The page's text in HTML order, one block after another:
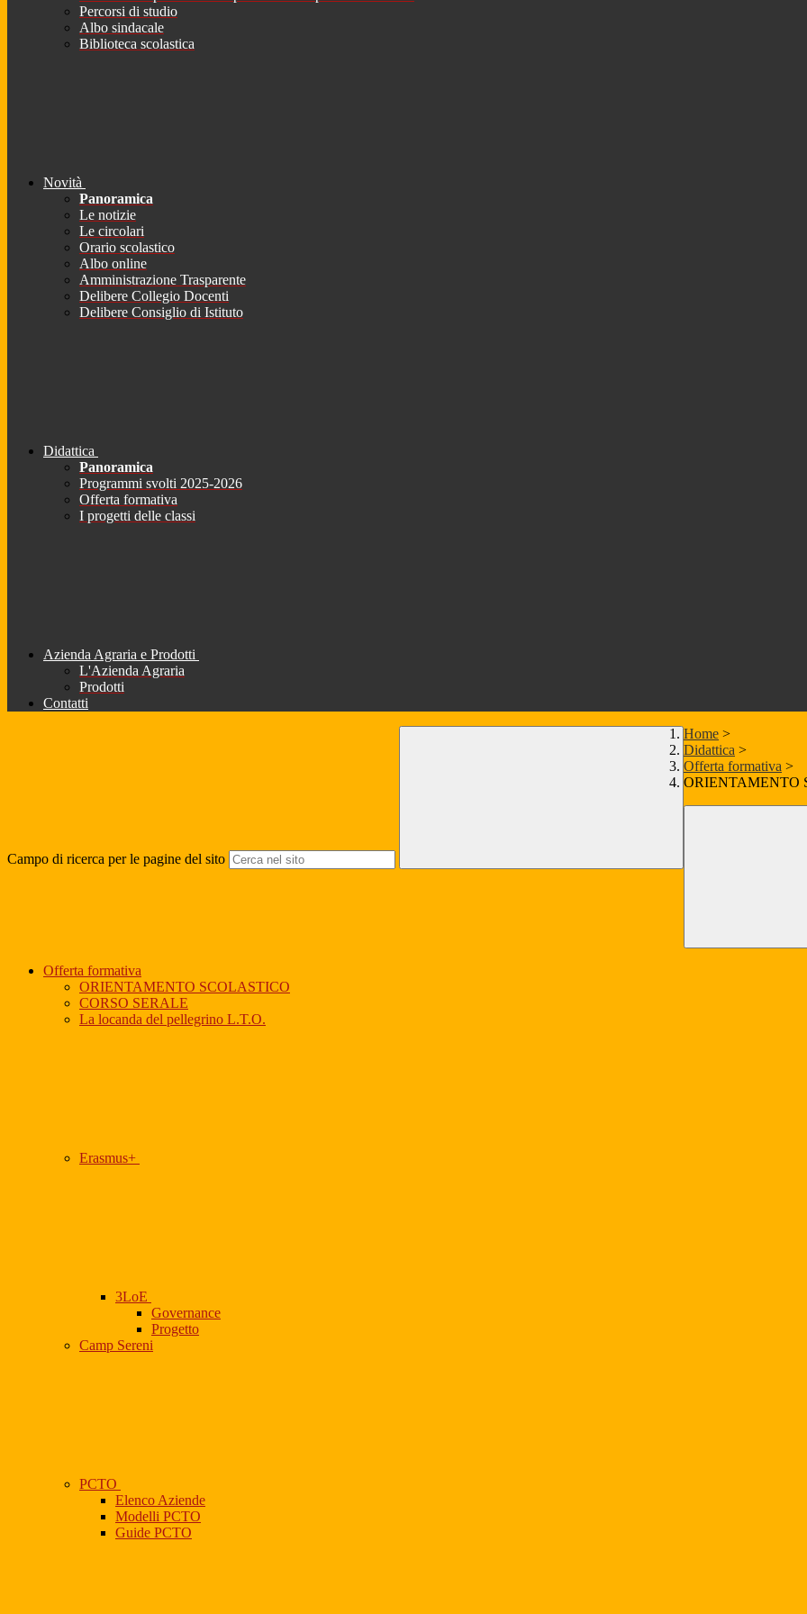
Percorsi di studio
Albo sindacale
Biblioteca scolastica
Novità
Panoramica
Le notizie
Le circolari
Orario scolastico
Albo online
Amministrazione Trasparente
Delibere Collegio Docenti
Delibere Consiglio di Istituto
Didattica
Panoramica
Programmi svolti 2025-2026
Offerta formativa
I progetti delle classi
Azienda Agraria e Prodotti
L'Azienda Agraria
Prodotti
Contatti
Campo di ricerca per le pagine del sito
Home >
Didattica >
Offerta formativa >
ORIENTAMENTO
Offerta formativa
ORIENTAMENTO SCOLASTICO
CORSO SERALE
La locanda del pellegrino L.T.O.
Erasmus+
3LoE
Governance
Progetto
Camp Sereni
PCTO
Elenco Aziende
Modelli PCTO
Guide PCTO